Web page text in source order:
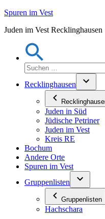
Zum
springen
Spuren im Vest
Juden im Vest Recklinghausen
Suchen
nach:
Recklinghausen
Juden in Süd
Jüdische Petriner
Juden im Vest
Kreis RE
Bochum
Andere Orte
Spuren im Vest
Gruppenlisten
Gruppenlisten
Hachschara